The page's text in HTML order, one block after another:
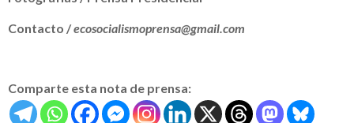
Contacto /ecosocialismoprensa@gmail.com
Comparte esta nota de prensa: